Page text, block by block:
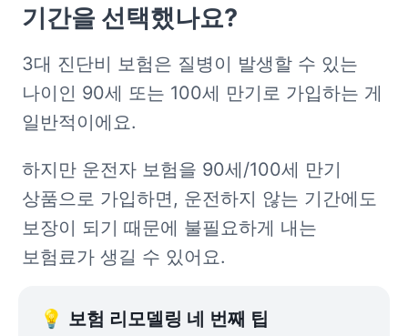
기간을 선택했나요?
3대 진단비 보험은 질병이 발생할 수 있는
나이인 90세 또는 100세 만기로 가입하는 게
일반적이에요.
하지만 운전자 보험을 90세/100세 만기
상품으로 가입하면, 운전하지 않는 기간에도
보장이 되기 때문에 불필요하게 내는
보험료가 생길 수 있어요.
💡